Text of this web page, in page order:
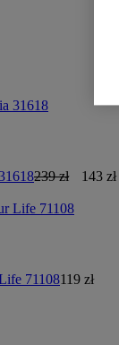
239 zł 143 zł
71108119 zł